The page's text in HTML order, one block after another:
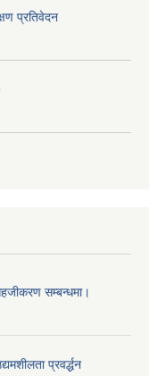
प्रतिवेदन
सम्बन्धमा।
प्रवर्द्धन